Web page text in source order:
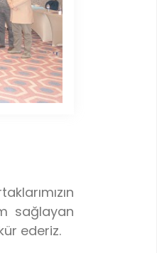
sağlayan
ederiz.